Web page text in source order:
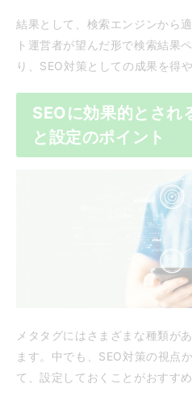
結果として、検索エンジンから
ト運営者が望んだ形で検索結果
り、SEO対策としての成果を得
SEOに効果的とされ
と設定のポイント
メタタグにはさまざまな種類が
ます。中でも、SEO対策の視点
て、設定しておくことがおすすめ